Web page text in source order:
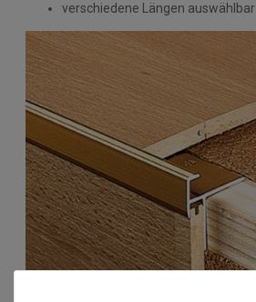
verschiedene Längen auswählbar